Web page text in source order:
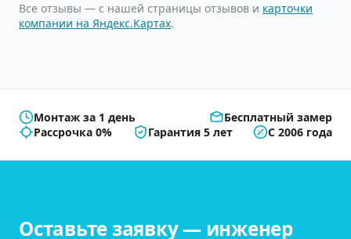
Все отзывы — с нашей страницы отзывов и карточки
компании на Яндекс.Картах.
Монтаж за 1 день
Бесплатный замер
Рассрочка 0%
Гарантия 5 лет С 2006 года
Оставьте заявку — инженер